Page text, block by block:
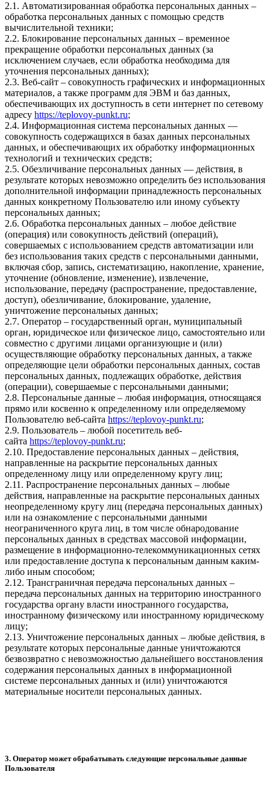
2.1. Автоматизированная обработка персональных данных –
обработка персональных данных с помощью средств
вычислительной техники;
2.2. Блокирование персональных данных – временное
прекращение обработки персональных данных (за
исключением случаев, если обработка необходима для
уточнения персональных данных);
2.3. Веб-сайт – совокупность графических и информационных
материалов, а также программ для ЭВМ и баз данных,
обеспечивающих их доступность в сети интернет по сетевому
адресу https://teplovoy-punkt.ru;
2.4. Информационная система персональных данных —
совокупность содержащихся в базах данных персональных
данных, и обеспечивающих их обработку информационных
технологий и технических средств;
2.5. Обезличивание персональных данных — действия, в
результате которых невозможно определить без использования
дополнительной информации принадлежность персональных
данных конкретному Пользователю или иному субъекту
персональных данных;
2.6. Обработка персональных данных – любое действие
(операция) или совокупность действий (операций),
совершаемых с использованием средств автоматизации или
без использования таких средств с персональными данными,
включая сбор, запись, систематизацию, накопление, хранение,
уточнение (обновление, изменение), извлечение,
использование, передачу (распространение, предоставление,
доступ), обезличивание, блокирование, удаление,
уничтожение персональных данных;
2.7. Оператор – государственный орган, муниципальный
орган, юридическое или физическое лицо, самостоятельно или
совместно с другими лицами организующие и (или)
осуществляющие обработку персональных данных, а также
определяющие цели обработки персональных данных, состав
персональных данных, подлежащих обработке, действия
(операции), совершаемые с персональными данными;
2.8. Персональные данные – любая информация, относящаяся
прямо или косвенно к определенному или определяемому
Пользователю веб-сайта https://teplovoy-punkt.ru;
2.9. Пользователь – любой посетитель веб-
сайта https://teplovoy-punkt.ru;
2.10. Предоставление персональных данных – действия,
направленные на раскрытие персональных данных
определенному лицу или определенному кругу лиц;
2.11. Распространение персональных данных – любые
действия, направленные на раскрытие персональных данных
неопределенному кругу лиц (передача персональных данных)
или на ознакомление с персональными данными
неограниченного круга лиц, в том числе обнародование
персональных данных в средствах массовой информации,
размещение в информационно-телекоммуникационных сетях
или предоставление доступа к персональным данным каким-
либо иным способом;
2.12. Трансграничная передача персональных данных –
передача персональных данных на территорию иностранного
государства органу власти иностранного государства,
иностранному физическому или иностранному юридическому
лицу;
2.13. Уничтожение персональных данных – любые действия, в
результате которых персональные данные уничтожаются
безвозвратно с невозможностью дальнейшего восстановления
содержания персональных данных в информационной
системе персональных данных и (или) уничтожаются
материальные носители персональных данных.
3. Оператор может обрабатывать следующие персональные данные
Пользователя